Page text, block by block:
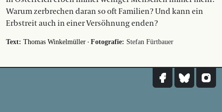
Warum zerbrechen daran so oft Familien? Und kann ein
Erbstreit auch in einer Versöhnung enden?
Text: Thomas Winkelmüller · Fotografie: Stefan Fürtbauer